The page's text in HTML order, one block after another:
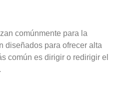
comúnmente para la
diseñados para ofrecer alta
común es dirigir o redirigir el